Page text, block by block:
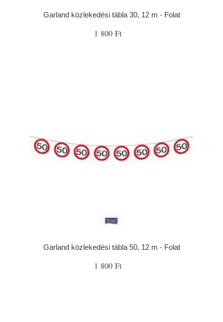
Garland közlekedési tábla 30, 12 m - Folat
1 800 Ft
Garland közlekedési tábla 50, 12 m - Folat
1 800 Ft